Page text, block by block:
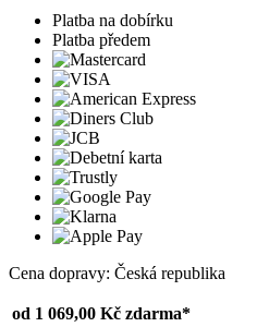
Platba na dobírku
Platba předem
Cena dopravy: Česká republika
od 1 069,00 Kč zdarma*